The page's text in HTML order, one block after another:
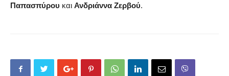
Παπασπύρου και Ανδριάννα Ζερβού.